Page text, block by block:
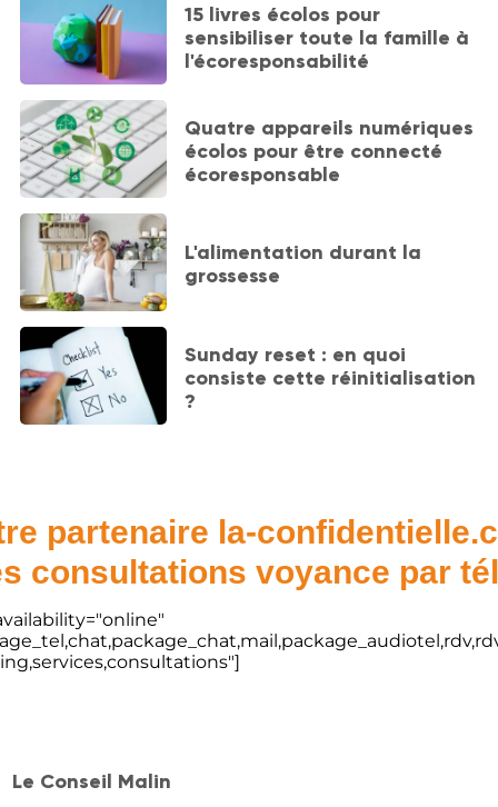
15 livres écolos pour
sensibiliser toute la famille à
l'écoresponsabilité
Quatre appareils numériques
écolos pour être connecté
écoresponsable
L'alimentation durant la
grossesse
Sunday reset : en quoi
consiste cette réinitialisation
?
partenaire la-
consultations voyance par
Le Conseil Malin